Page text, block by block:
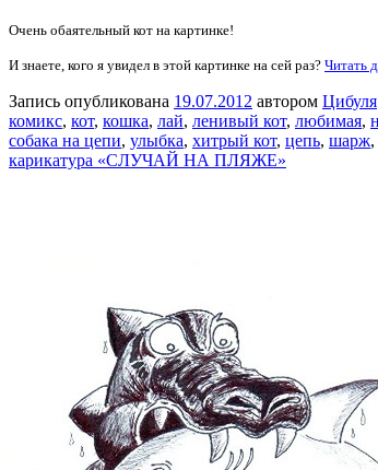
Очень обаятельный кот на картинке!
И знаете, кого я увидел в этой картинке на сей раз? Читать
Запись опубликована 19.07.2012 автором Цибуля
комикс, кот, кошка, лай, ленивый кот, любимая,
собака на цепи, улыбка, хитрый кот, цепь, шарж,
карикатура «СЛУЧАЙ НА ПЛЯЖЕ»